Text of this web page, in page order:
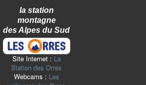
la station
montagne
des Alpes du Sud
Site Internet : La
Station des Orres
Webcams : Les